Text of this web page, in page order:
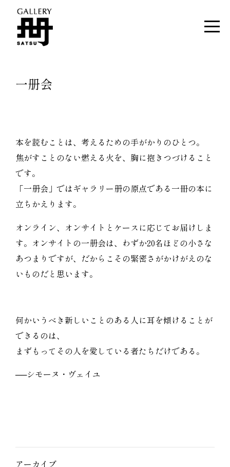
一册会
本を読むことは、考えるための手がかりのひとつ。
焦がすことのない燃える火を、胸に抱きつづけること
です。
「一册会」ではギャラリー册の原点である一冊の本に
立ちかえります。
オンライン、オンサイトとケースに応じてお届けしま
す。オンサイトの一册会は、わずか20名ほどの小さな
あつまりですが、だからこその緊密さがかけがえのな
いものだと思います。
何かいうべき新しいことのある人に耳を傾けることが
できるのは、
まずもってその人を愛している者たちだけである。
──シモーヌ・ヴェイユ
アーカイブ